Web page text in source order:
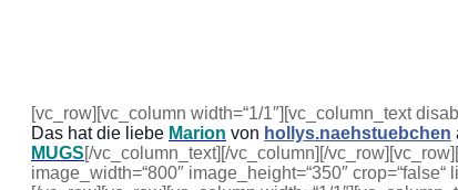
[vc_row][vc_column width=“1/1″][vc_column_text
Das hat die liebe Marion von hollys.naehstuebchen
MUGS[/vc_column_text][/vc_column][/
image_width=“800″ image_height=“350″